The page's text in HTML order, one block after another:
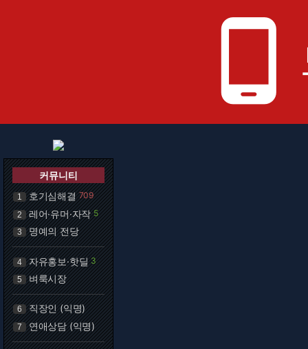
phone_android
커뮤니티
1 호기심해결 709
2 레어·유머·자작 5
3 명예의 전당
4 자유홍보·핫딜 3
5 벼룩시장
6 직장인 (익명)
7 연애상담 (익명)